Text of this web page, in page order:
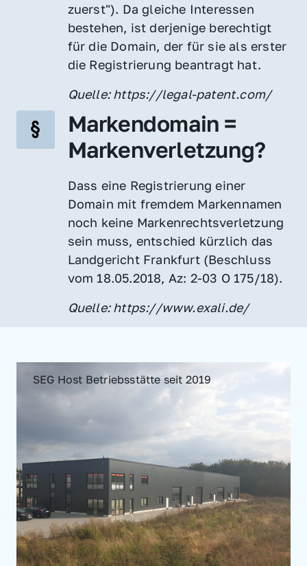
zuerst"). Da gleiche Interessen
bestehen, ist derjenige berechtigt
für die Domain, der für sie als erster
die Registrierung beantragt hat.
Quelle: https://legal-patent.com/
Markendomain =
Markenverletzung?
Dass eine Registrierung einer
Domain mit fremdem Markennamen
noch keine Markenrechtsverletzung
sein muss, entschied kürzlich das
Landgericht Frankfurt (Beschluss
vom 18.05.2018, Az: 2-03 O 175/18).
Quelle: https://www.exali.de/
SEG Host Betriebsstätte seit 2019